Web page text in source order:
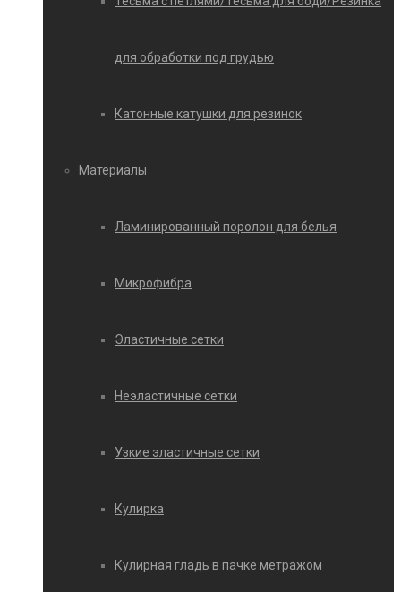
для обработки под грудью
Катонные катушки для резинок
Материалы
Ламинированный поролон для белья
Микрофибра
Эластичные сетки
Неэластичные сетки
Узкие эластичные сетки
Кулирка
Кулирная гладь в пачке метражом